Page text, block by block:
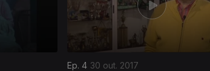
Ep. 4 30 out. 2017